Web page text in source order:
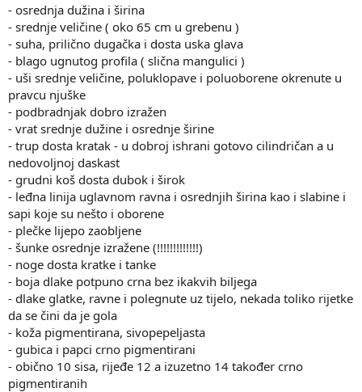
- osrednja dužina i širina
- srednje veličine ( oko 65 cm u grebenu )
- suha, prilično dugačka i dosta uska glava
- blago ugnutog profila ( slična mangulici )
- uši srednje veličine, poluklopave i poluoborene okrenute u
pravcu njuške
- podbradnjak dobro izražen
- vrat srednje dužine i osrednje širine
- trup dosta kratak - u dobroj ishrani gotovo cilindričan a u
nedovoljnoj daskast
- grudni koš dosta dubok i širok
- leđna linija uglavnom ravna i osrednjih širina kao i slabine i
sapi koje su nešto i oborene
- plečke lijepo zaobljene
- šunke osrednje izražene (!!!!!!!!!!!!!)
- noge dosta kratke i tanke
- boja dlake potpuno crna bez ikakvih biljega
- dlake glatke, ravne i polegnute uz tijelo, nekada toliko rijetke
da se čini da je gola
- koža pigmentirana, sivopepeljasta
- gubica i papci crno pigmentirani
- obično 10 sisa, rijeđe 12 a izuzetno 14 također crno
pigmentiranih